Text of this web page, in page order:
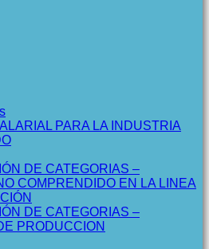
PARA LA INDUSTRIA
DE CATEGORIAS –
COMPRENDIDO EN LA LINEA
DE CATEGORIAS –
PRODUCCION